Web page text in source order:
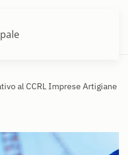
al CCRL Imprese Artigiane